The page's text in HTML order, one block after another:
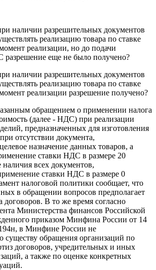
наличии разрешительных документов
реализацию товара по ставке
реализации, но до подачи
разрешение еще не было получено?
наличии разрешительных документов
реализацию товара по ставке
реализации разрешение получено?
обращением о применении налога
(далее - НДС) при реализации
предназначенных для изготовления
отсутствии документа,
назначение данных товаров, а
ставки НДС в размере 20
наличия всех документов,
ставки НДС в размере 0
налоговой политики сообщает, что
в обращении вопросов предполагает
договоров. В то же время согласно
Министерства финансов Российской
приказом Минфина России от 14
в Минфине России не
существу обращения организаций по
договоров, учредительных и иных
а также по оценке конкретных